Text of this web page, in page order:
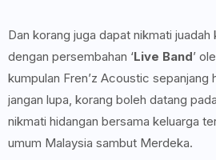
Dan korang juga dapat nikmati juadah
dengan persembahan ‘Live Band’
kumpulan Fren’z Acoustic sepanjang
jangan lupa, korang boleh datang
nikmati hidangan bersama keluarga
umum Malaysia sambut Merdeka.